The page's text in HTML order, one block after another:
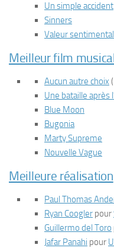
Un simple accident
Sinners
Valeur
Meilleur film
Aucun autre choix
Une bataille après
Blue Moon
Bugonia
Marty Supreme
Nouvelle Vague
Meilleure réalisation
Paul Thomas
Ryan Coogler pour
Guillermo del Toro
Jafar Panahi pour